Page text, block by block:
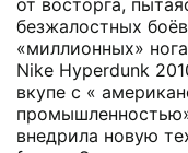
безжалостных
«миллионных»
Nike Hyperdunk
вкупе с «
внедрила новую